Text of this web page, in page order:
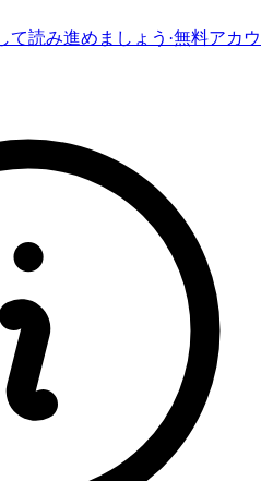
て読み進めましょう ·無料アカウ